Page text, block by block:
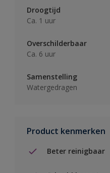
Droogtijd
Ca. 1 uur
Overschilderbaar
Ca. 6 uur
Samenstelling
Watergedragen
Product kenmerken
Beter reinigbaar